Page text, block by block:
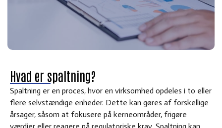
Hvad er spaltning?
Spaltning er en proces, hvor en virksomhed opdeles i to eller
flere selvstændige enheder. Dette kan gøres af forskellige
årsager, såsom at fokusere på kerneområder, frigøre